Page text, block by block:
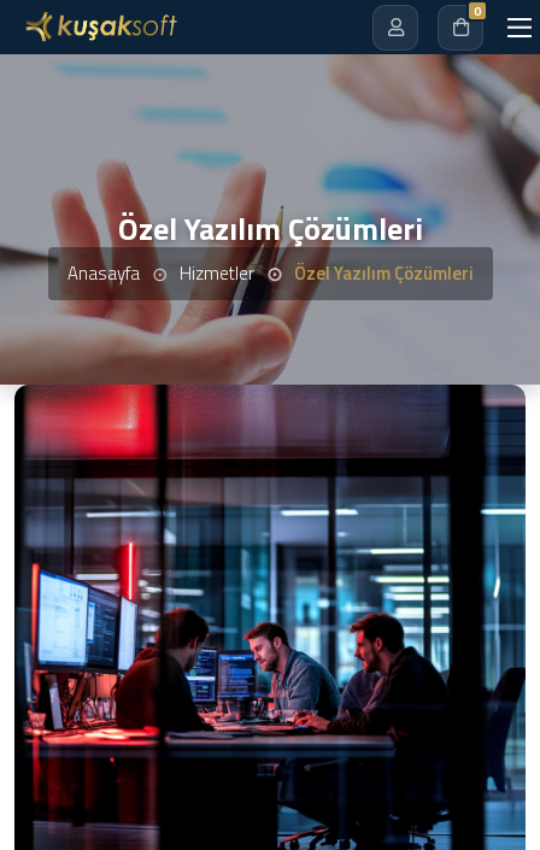
0
Özel Yazılım Çözümleri
Anasayfa Hizmetler Özel Yazılım Çözümleri